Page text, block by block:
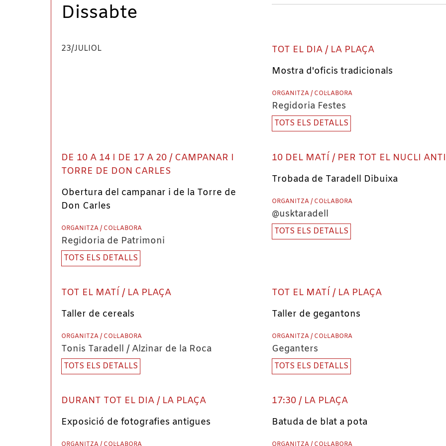
Dissabte
23/JULIOL
TOT EL DIA / LA PLAÇA
Mostra d'oficis tradicionals
ORGANITZA / COL·LABORA
Regidoria Festes
TOTS ELS DETALLS
DE 10 A 14 I DE 17 A 20 / CAMPANAR I
TORRE DE DON CARLES
Obertura del campanar i de la Torre de
Don Carles
ORGANITZA / COL·LABORA
Regidoria de Patrimoni
TOTS ELS DETALLS
10 DEL MATÍ / PER TOT EL NUCLI
Trobada de Taradell Dibuixa
ORGANITZA / COL·LABORA
@usktaradell
TOTS ELS DETALLS
TOT EL MATÍ / LA PLAÇA
Taller de cereals
ORGANITZA / COL·LABORA
Tonis Taradell / Alzinar de la Roca
TOTS ELS DETALLS
TOT EL MATÍ / LA PLAÇA
Taller de gegantons
ORGANITZA / COL·LABORA
Geganters
TOTS ELS DETALLS
DURANT TOT EL DIA / LA PLAÇA
Exposició de fotografies antigues
17:30 / LA PLAÇA
Batuda de blat a pota